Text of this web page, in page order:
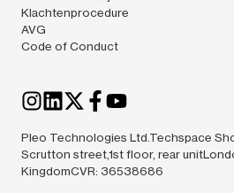
Klachtenprocedure
AVG
Code of Conduct
Pleo Technologies Ltd.Techspace
Scrutton street,1st floor, rear
KingdomCVR: 36538686